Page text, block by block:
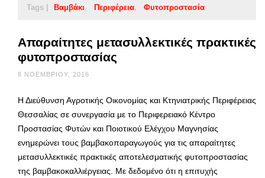
Tags | Βαμβάκι Περιφέρεια Φυτοπροστασία
Απαραίτητες μετασυλλεκτικές πρακτικές
φυτοπροστασίας
8 ΝΟΕΜΒΡΊΟΥ, 2016
Η Διεύθυνση Αγροτικής Οικονομίας και Κτηνιατρικής Περιφέρειας
Θεσσαλίας σε συνεργασία με το Περιφερειακό Κέντρο
Προστασίας Φυτών και Ποιοτικού Ελέγχου Μαγνησίας
ενημερώνει τους βαμβακοπαραγωγούς για τις απαραίτητες
μετασυλλεκτικές πρακτικές αποτελεσματικής φυτοπροστασίας
της βαμβακοκαλλιέργειας. Με δεδομένο ότι η επιτυχής